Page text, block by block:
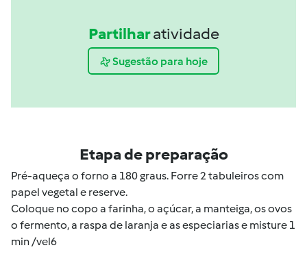
Partilharatividade
Sugestão para hoje
Etapa de preparação
Pré-aqueça o forno a 180 graus. Forre 2 tabuleiros com
papel vegetal e reserve.
Coloque no copo a farinha, o açúcar, a manteiga, os ovos
o fermento, a raspa de laranja e as especiarias e misture 1
min /vel6